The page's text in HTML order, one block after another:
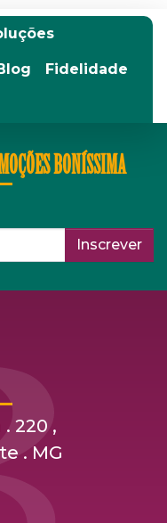
Fidelidade
BONÍSSIMA
Inscrever
220 ,
. MG